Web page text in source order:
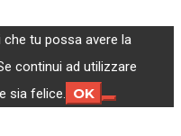
tu possa avere la
continui ad utilizzare
sia felice. OK